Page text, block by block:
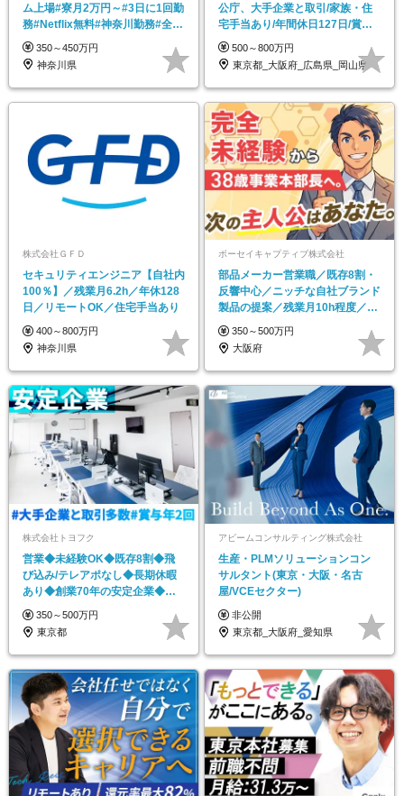
ム上場#寮月2万円～#3日に1回勤
務#Netflix無料#神奈川勤務#全員
面接
350～450万円
神奈川県
公庁、大手企業と取引/家族・住
宅手当あり/年間休日127日/賞与
年2回
500～800万円
東京都_大阪府_広島県_岡山県
株式会社ＧＦＤ
セキュリティエンジニア【自社内
100％】／残業月6.2h／年休128
日／リモートOK／住宅手当あり
400～800万円
神奈川県
ボーセイキャプティブ株式会社
部品メーカー営業職／既存8割・
反響中心／ニッチな自社ブランド
製品の提案／残業月10h程度／年
休120日／厚待遇
350～500万円
大阪府
株式会社トヨフク
営業◆未経験OK◆既存8割◆飛
び込み/テレアポなし◆長期休暇
あり◆創業70年の安定企業◆人
柄採用
350～500万円
東京都
アビームコンサルティング株式会社
生産・PLMソリューションコン
サルタント(東京・大阪・名古
屋/VCEセクター)
非公開
東京都_大阪府_愛知県